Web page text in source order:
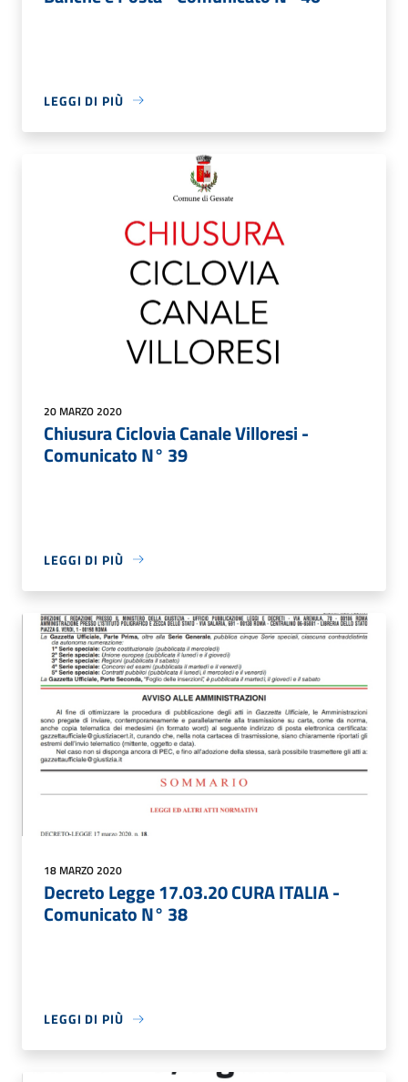
LEGGI DI PIÙ
20 MARZO 2020
Chiusura Ciclovia Canale Villoresi -
Comunicato N° 39
LEGGI DI PIÙ
18 MARZO 2020
Decreto Legge 17.03.20 CURA ITALIA -
Comunicato N° 38
LEGGI DI PIÙ